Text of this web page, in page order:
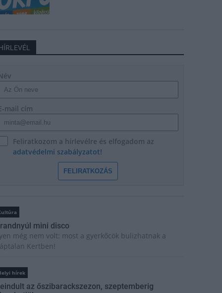
mail cím
Feliratkozom a hírlevélre és elfogadom az
adatvédelmi szabályzatot!
FELIRATKOZÁS
mini disco
még nem volt: most a gyerkőcök bulizhatnak a
Kertben!
hírek
az őszibarackszezon, szeptemberig